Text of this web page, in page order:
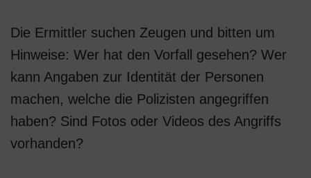
Die Ermittler suchen Zeugen und bitten um
Hinweise: Wer hat den Vorfall gesehen? Wer
kann Angaben zur Identität der Personen
machen, welche die Polizisten angegriffen
haben? Sind Fotos oder Videos des Angriffs
vorhanden?